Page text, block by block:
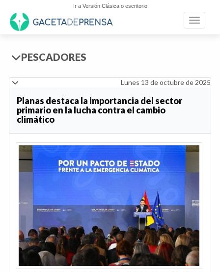
Ir a Versión Clásica o escritorio
Toggle
PESCADORES
Lunes 13 de octubre de 2025
Planas destaca la importancia del sector
primario en la lucha contra el cambio
climático